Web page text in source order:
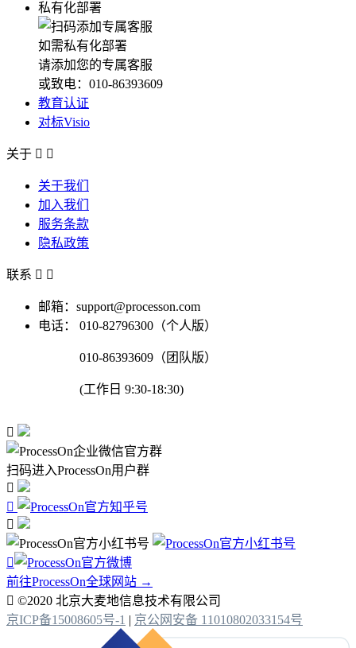
私有化部署
如需私有化部署
请添加您的专属客服
或致电：010-86393609
教育认证
对标Visio
关于  
关于我们
加入我们
服务条款
隐私政策
联系  
邮箱：support@processon.com
电话：
010-82796300（个人版）
010-86393609（团队版）
(工作日 9:30-18:30)

扫码进入ProcessOn用户群




前往ProcessOn全球网站 →
 ©2020 北京大麦地信息技术有限公司
京ICP备15008605号-1 | 京公网安备 11010802033154号